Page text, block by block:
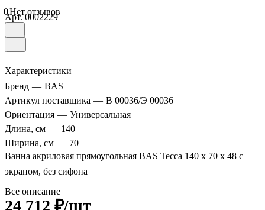
0Нет отзывов
Арт.0002229
Характеристики
Бренд — BAS
Артикул поставщика — В 00036/Э 00036
Ориентация — Универсальная
Длина, см — 140
Ширина, см — 70
Ванна акриловая прямоугольная BAS Тесса 140 х 70 х 48 с
экраном, без сифона
Все описание
24 712 ₽/шт